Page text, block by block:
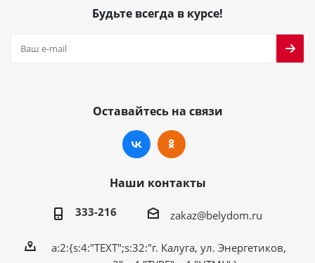
Будьте всегда в курсе!
Оставайтесь на связи
Наши контакты
333-216 zakaz@belydom.ru
a:2:{s:4:"TEXT";s:32:"г. Калуга, ул. Энергетиков,